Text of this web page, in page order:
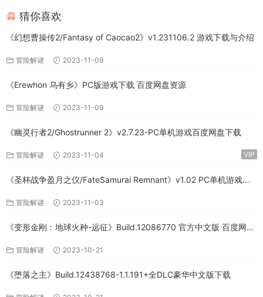
猜你喜欢
《幻想曹操传2/Fantasy of Caocao2》v1.231106.2 游戏下载与介绍
冒险解谜 2023-11-09
《Erewhon 乌有乡》PC版游戏下载 百度网盘资源
冒险解谜 2023-11-09
《幽灵行者2/Ghostrunner 2》v2.7.23-PC单机游戏百度网盘下载
冒险解谜 2023-11-04 VIP
《圣杯战争盈月之仪/FateSamurai Remnant》v1.02 PC单机游戏下
冒险解谜 2023-11-03
《变形金刚：地球火种-远征》Build.12086770 官方中文版 百度网盘
冒险解谜 2023-10-21
《堕落之主》Build.12438768-1.1.191+全DLC豪华中文版下载